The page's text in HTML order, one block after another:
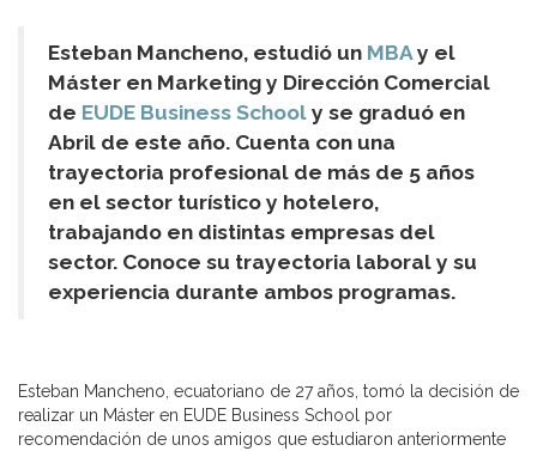
Esteban Mancheno, estudió un MBAy el
Máster en Marketing y Dirección Comercial
de EUDE Business School y se graduó en
Abril de este año. Cuenta con una
trayectoria profesional de más de 5 años
en el sector turístico y hotelero,
trabajando en distintas empresas del
sector. Conoce su trayectoria laboral y su
experiencia durante ambos programas.
Esteban Mancheno, ecuatoriano de 27 años, tomó la decisión de
realizar un Máster en EUDE Business School por
recomendación de unos amigos que estudiaron anteriormente